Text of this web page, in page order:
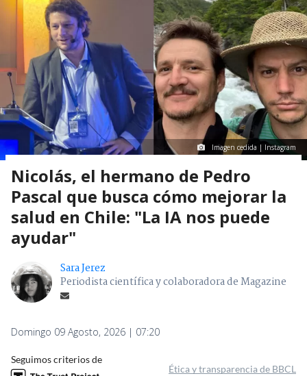
Imagen cedida | Instagram
Nicolás, el hermano de Pedro
Pascal que busca cómo mejorar la
salud en Chile: "La IA nos puede
ayudar"
Sara Jerez
Periodista científica y colaboradora de Magazine
Domingo 09 Agosto, 2026 | 07:20
Seguimos criterios de
Ética y transparencia de BBCL